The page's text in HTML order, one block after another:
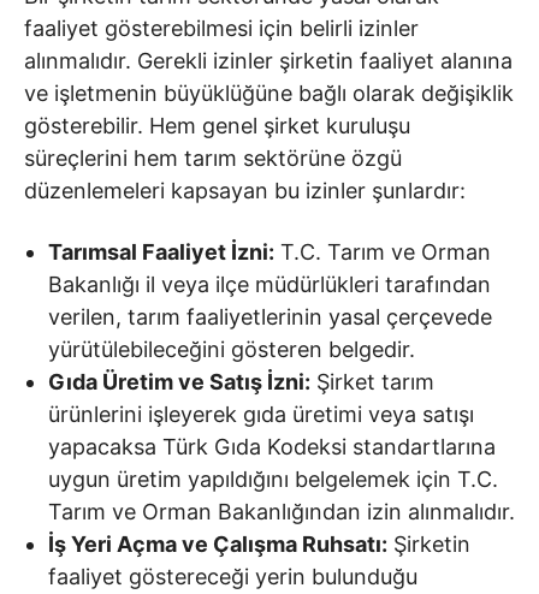
faaliyet gösterebilmesi için belirli izinler
alınmalıdır. Gerekli izinler şirketin faaliyet alanına
ve işletmenin büyüklüğüne bağlı olarak değişiklik
gösterebilir. Hem genel şirket kuruluşu
süreçlerini hem tarım sektörüne özgü
düzenlemeleri kapsayan bu izinler şunlardır:
Tarımsal Faaliyet İzni: T.C. Tarım ve Orman
Bakanlığı il veya ilçe müdürlükleri tarafından
verilen, tarım faaliyetlerinin yasal çerçevede
yürütülebileceğini gösteren belgedir.
Gıda Üretim ve Satış İzni: Şirket tarım
ürünlerini işleyerek gıda üretimi veya satışı
yapacaksa Türk Gıda Kodeksi standartlarına
uygun üretim yapıldığını belgelemek için T.C.
Tarım ve Orman Bakanlığından izin alınmalıdır.
İş Yeri Açma ve Çalışma Ruhsatı: Şirketin
faaliyet göstereceği yerin bulunduğu